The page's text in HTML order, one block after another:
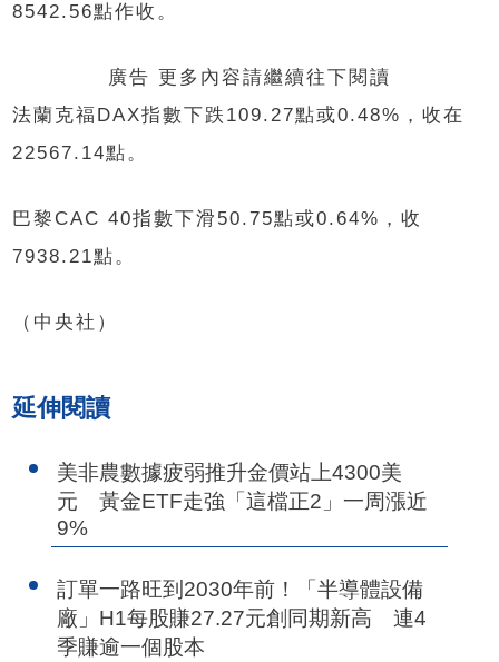
8542.56點作收。
廣告 更多內容請繼續往下閱讀
法蘭克福DAX指數下跌109.27點或0.48%，收在
22567.14點。
巴黎CAC 40指數下滑50.75點或0.64%，收
7938.21點。
（中央社）
延伸閱讀
美非農數據疲弱推升金價站上4300美
元 黃金ETF走強「這檔正2」一周漲近
9%
訂單一路旺到2030年前！「半導體設備
廠」H1每股賺27.27元創同期新高 連4
季賺逾一個股本